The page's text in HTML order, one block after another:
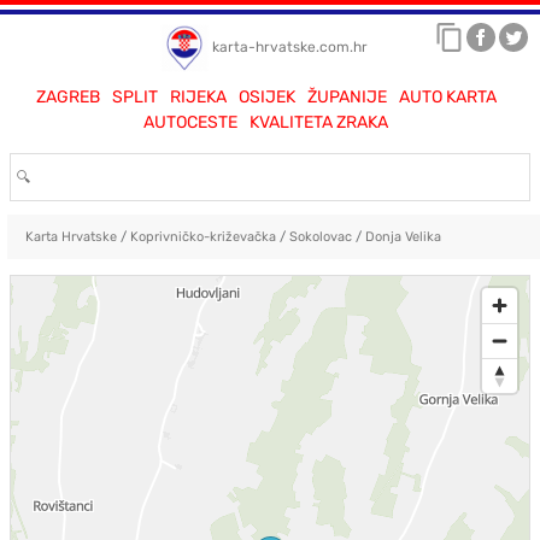
karta-hrvatske.com.hr
ZAGREB SPLIT RIJEKA OSIJEK ŽUPANIJE
AUTO KARTA
AUTOCESTE
KVALITETA ZRAKA
Karta Hrvatske/ Koprivničko-križevačka/ Sokolovac/ Donja Velika